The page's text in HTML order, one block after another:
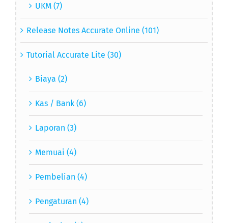
UKM (7)
Release Notes Accurate Online (101)
Tutorial Accurate Lite (30)
Biaya (2)
Kas / Bank (6)
Laporan (3)
Memuai (4)
Pembelian (4)
Pengaturan (4)